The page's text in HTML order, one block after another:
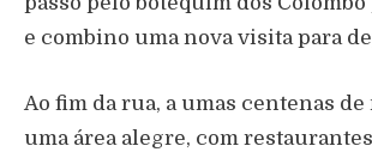
e combino uma nova visita para
Ao fim da rua, a umas centenas de
uma área alegre, com